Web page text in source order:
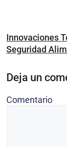
Innovaciones
Seguridad
Deja un
Comentario